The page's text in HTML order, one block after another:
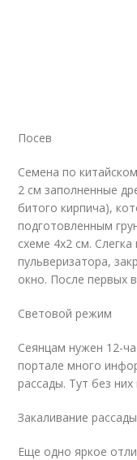
Посев
Семена по
2 см заполненные
битого кирпича),
подготовленным
схеме 4х2 см.
пульверизатора,
окно. После первых
Световой режим
Сеянцам нужен 12-
портале много
рассады. Тут без
Закаливание рассады
Еще одно яркое